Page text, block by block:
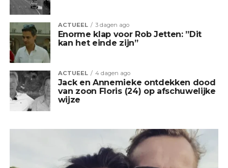
ACTUEEL 3 dagen ago
Enorme klap voor Rob Jetten: ”Dit
kan het einde zijn”
ACTUEEL 4 dagen ago
Jack en Annemieke ontdekken dood
van zoon Floris (24) op afschuwelijke
wijze